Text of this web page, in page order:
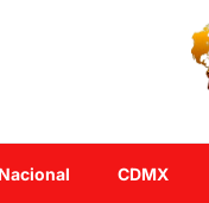
Nacional CDMX